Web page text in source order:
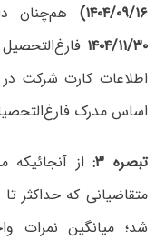
۱۴۰۴/۰۹/۱۶)
هم‌چنان
۱۴۰۴/۱۱/۳۰
اطلاعات کارت شرکت
اساس مدرک
تبصره ۳:
از آنجائیکه
شد؛ میانگین نمرات